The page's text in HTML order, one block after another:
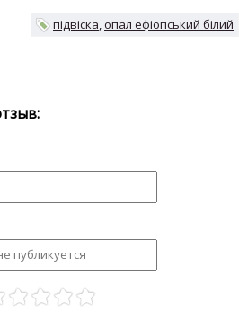
підвіска опал ефіопський білий